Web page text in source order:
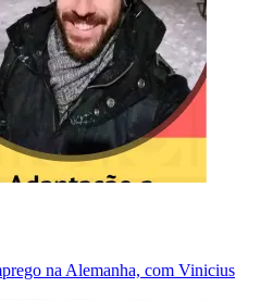
na Alemanha, com Vinicius